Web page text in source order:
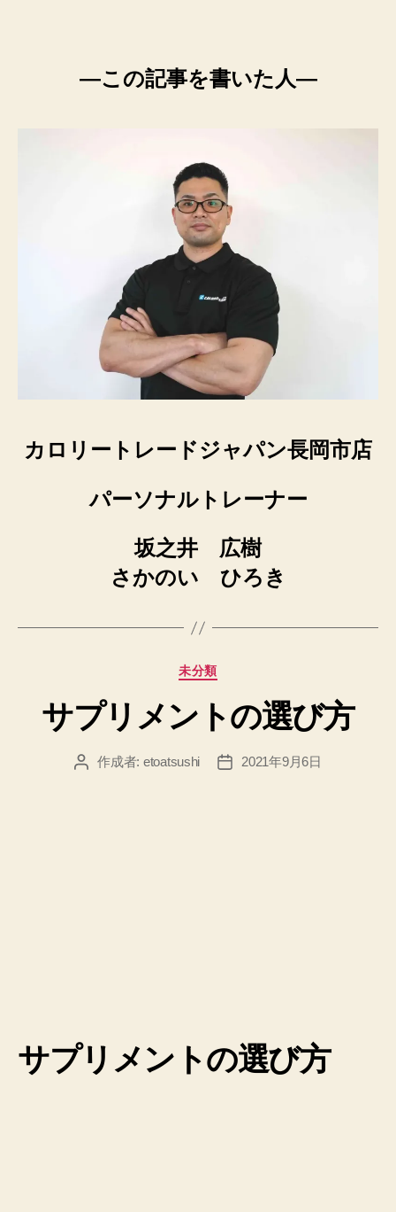
―この記事を書いた人―
カロリートレードジャパン長岡市店
パーソナルトレーナー
坂之井 広樹
さかのい ひろき
カ
ゴ
リ
未分類
サプリメントの選び方
投 作成者: etoatsushi
投
2021年9月6日
サプリメントの選び方